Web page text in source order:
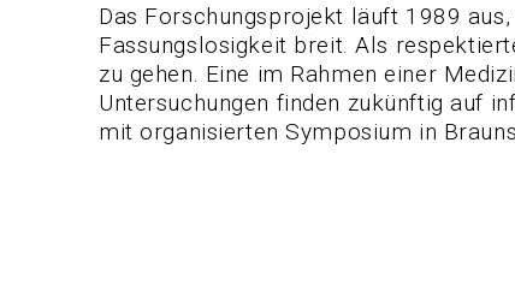
Das Forschungsprojekt läuft 1989
Fassungslosigkeit breit. Als
zu gehen. Eine im Rahmen einer
Untersuchungen finden zukünftig auf
mit organisierten Symposium in